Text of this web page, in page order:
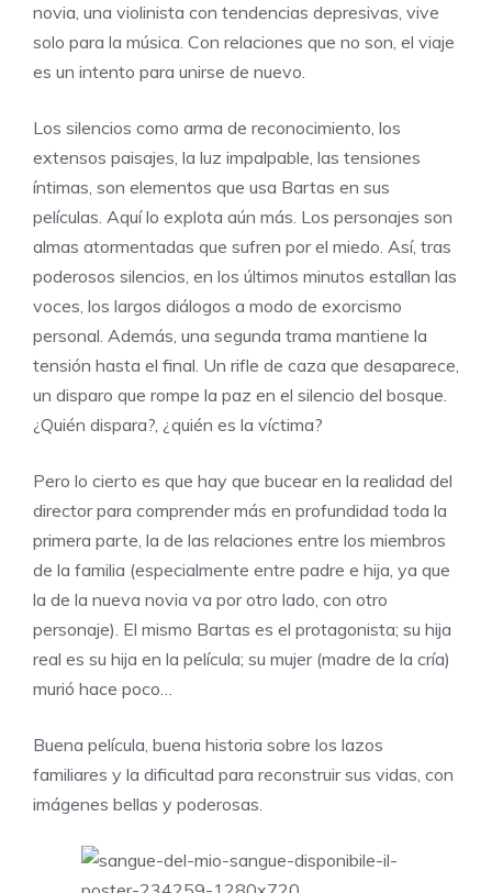
novia, una violinista con tendencias depresivas, vive
solo para la música. Con relaciones que no son, el viaje
es un intento para unirse de nuevo.
Los silencios como arma de reconocimiento, los
extensos paisajes, la luz impalpable, las tensiones
íntimas, son elementos que usa Bartas en sus
películas. Aquí lo explota aún más. Los personajes son
almas atormentadas que sufren por el miedo. Así, tras
poderosos silencios, en los últimos minutos estallan las
voces, los largos diálogos a modo de exorcismo
personal. Además, una segunda trama mantiene la
tensión hasta el final. Un rifle de caza que desaparece,
un disparo que rompe la paz en el silencio del bosque.
¿Quién dispara?, ¿quién es la víctima?
Pero lo cierto es que hay que bucear en la realidad del
director para comprender más en profundidad toda la
primera parte, la de las relaciones entre los miembros
de la familia (especialmente entre padre e hija, ya que
la de la nueva novia va por otro lado, con otro
personaje). El mismo Bartas es el protagonista; su hija
real es su hija en la película; su mujer (madre de la cría)
murió hace poco…
Buena película, buena historia sobre los lazos
familiares y la dificultad para reconstruir sus vidas, con
imágenes bellas y poderosas.